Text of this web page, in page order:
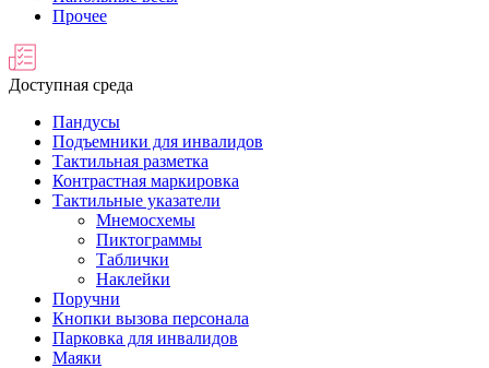
Прочее
Доступная среда
Пандусы
Подъемники для инвалидов
Тактильная разметка
Контрастная маркировка
Тактильные указатели
Мнемосхемы
Пиктограммы
Таблички
Наклейки
Поручни
Кнопки вызова персонала
Парковка для инвалидов
Маяки